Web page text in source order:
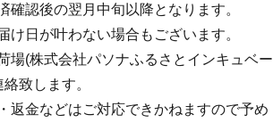
認後の翌月中旬以降となります。
日が叶わない場合もございます。
場(株式会社パソナふるさとインキュベー
致します。
返金などはご対応できかねますので予め